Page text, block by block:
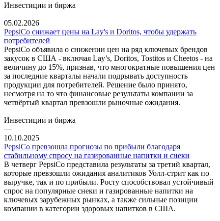
Инвестиции и биржа
—
05.02.2026
PepsiCo снижает цены на Lay's и Doritos, чтобы удержать
потребителей
PepsiCo объявила о снижении цен на ряд ключевых брендов
закусок в США - включая Lay’s, Doritos, Tostitos и Cheetos - на
величину до 15%, признав, что многократные повышения цен
за последние кварталы начали подрывать доступность
продукции для потребителей. Решение было принято,
несмотря на то что финансовые результаты компании за
четвёртый квартал превзошли рыночные ожидания.
Инвестиции и биржа
—
10.10.2025
PepsiCo превзошла прогнозы по прибыли благодаря
стабильному спросу на газированные напитки и снеки
В четверг PepsiCo представила результаты за третий квартал,
которые превзошли ожидания аналитиков Уолл-стрит как по
выручке, так и по прибыли. Росту способствовал устойчивый
спрос на популярные снеки и газированные напитки на
ключевых зарубежных рынках, а также сильные позиции
компании в категории здоровых напитков в США.